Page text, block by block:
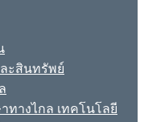
ะสินทรัพย์
ทางไกล เทคโนโลยี